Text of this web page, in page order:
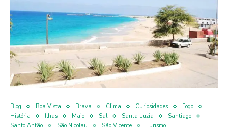
Blog Boa Vista Brava Clima Curiosidades
Fogo
História
Ilhas Maio Sal Santa Luzia
Santiago
Santo Antão
São Nicolau São Vicente Turismo